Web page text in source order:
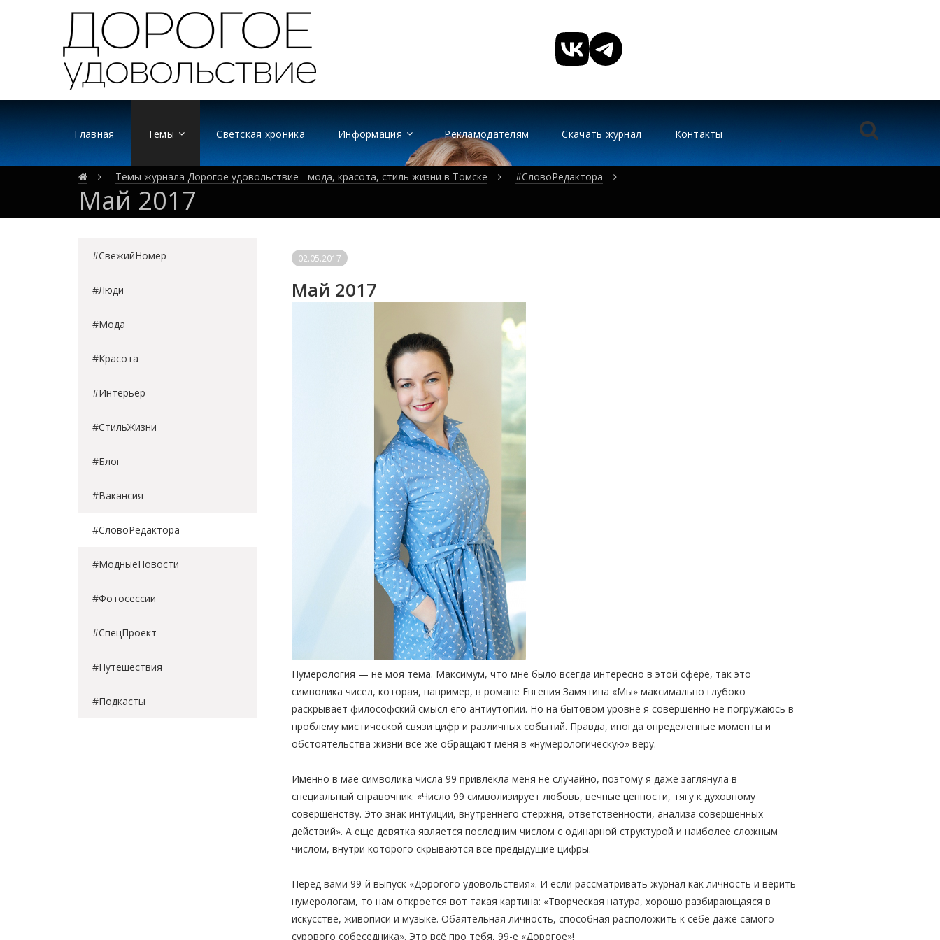
Главная Темы Светская хроника Информация Рекламодателям Скачать журнал Контакты
Темы журнала Дорогое удовольствие - мода, красота, стиль жизни в Томске #СловоРедактора
Май 2017
#СвежийНомер
#Люди
#Мода
#Красота
#Интерьер
#СтильЖизни
#Блог
#Вакансия
#СловоРедактора
#МодныеНовости
#Фотосессии
#СпецПроект
#Путешествия
#Подкасты
02.05.2017
Май 2017
Нумерология — не моя тема. Максимум, что мне было всегда интересно в этой сфере, так это
символика чисел, которая, например, в романе Евгения Замятина «Мы» максимально глубоко
раскрывает философский смысл его антиутопии. Но на бытовом уровне я совершенно не погружаюсь в
проблему мистической связи цифр и различных событий. Правда, иногда определенные моменты и
обстоятельства жизни все же обращают меня в «нумерологическую» веру.
Именно в мае символика числа 99 привлекла меня не случайно, поэтому я даже заглянула в
специальный справочник: «Число 99 символизирует любовь, вечные ценности, тягу к духовному
совершенству. Это знак интуиции, внутреннего стержня, ответственности, анализа совершенных
действий». А еще девятка является последним числом с одинарной структурой и наиболее сложным
числом, внутри которого скрываются все предыдущие цифры.
Перед вами 99-й выпуск «Дорогого удовольствия». И если рассматривать журнал как личность и верить
нумерологам, то нам откроется вот такая картина: «Творческая натура, хорошо разбирающаяся в
искусстве, живописи и музыке. Обаятельная личность, способная расположить к себе даже самого
сурового собеседника». Это всё про тебя, 99-е «Дорогое»!